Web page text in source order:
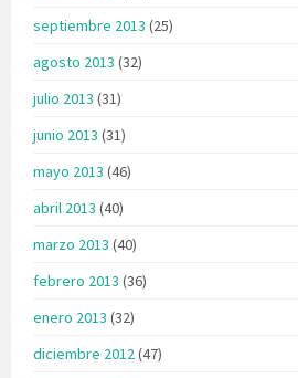
septiembre 2013 (25)
agosto 2013 (32)
julio 2013 (31)
junio 2013 (31)
mayo 2013 (46)
abril 2013 (40)
marzo 2013 (40)
febrero 2013 (36)
enero 2013 (32)
diciembre 2012(47)